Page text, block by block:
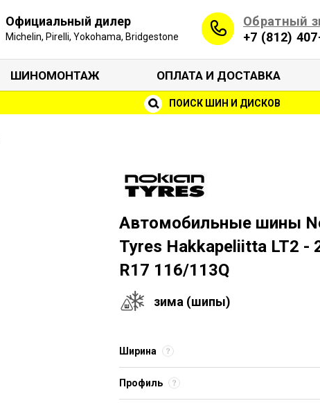
Официальный дилер
Michelin, Pirelli, Yokohama, Bridgestone
Обратный
+7 (812)
ШИНОМОНТАЖ ОПЛАТА И ДОСТАВКА
ПОИСК ШИН И ДИСКОВ
Автомобильные шины
Tyres Hakkapeliitta LT2 -
R17 116/113Q
зима (шипы)
Ширина
Профиль